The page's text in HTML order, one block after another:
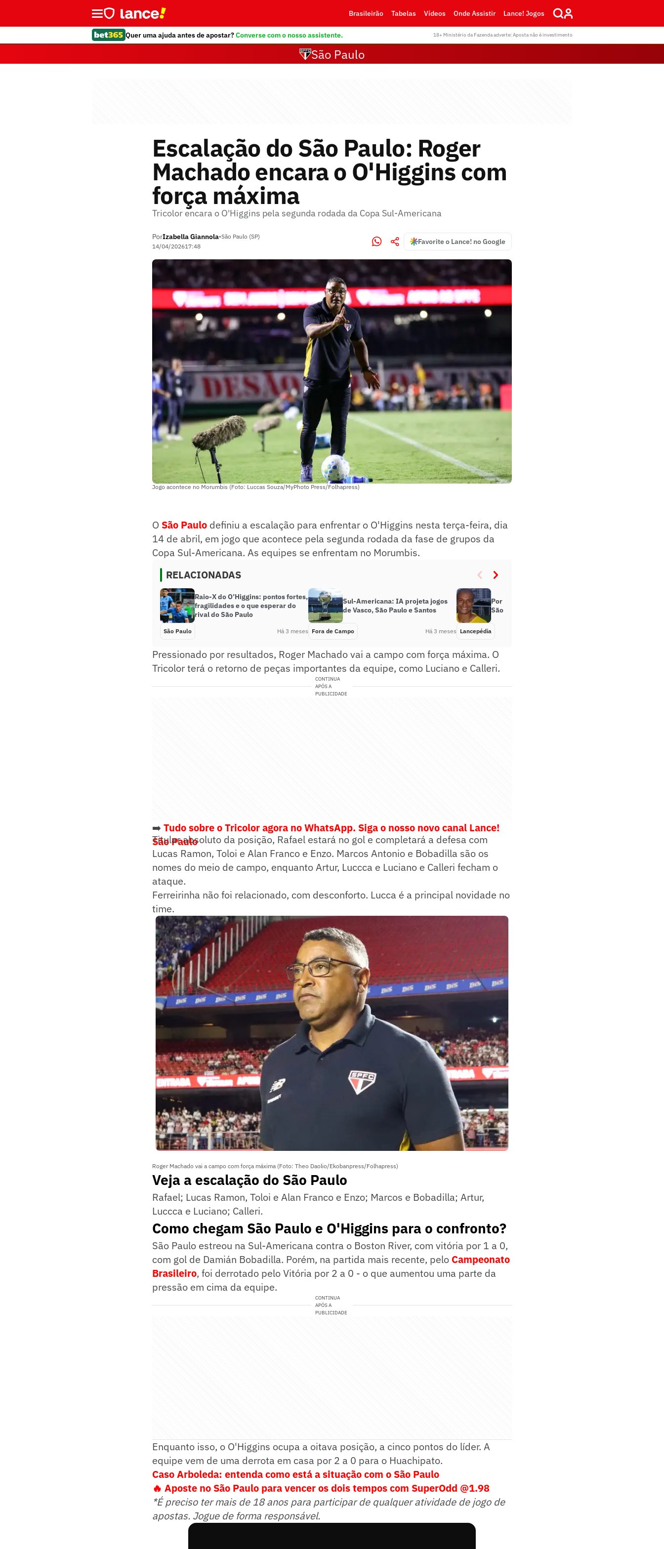
Brasileirão Tabelas Vídeos Onde Assistir Lance! Jogos
Quer uma ajuda antes de apostar?Converse com o nosso assistente. 18+ Ministério da Fazenda adverte: Aposta não é investimento
São Paulo
Escalação do São Paulo: Roger
Machado encara o O'Higgins com
força máxima
Tricolor encara o O'Higgins pela segunda rodada da Copa Sul-Americana
PorIzabella Giannola•São Paulo (SP)
14/04/202617:48
Favorite o Lance! no Google
Jogo acontece no Morumbis (Foto: Luccas Souza/MyPhoto Press/Folhapress)
O São Paulo definiu a escalação para enfrentar o O'Higgins nesta terça-feira, dia
14 de abril, em jogo que acontece pela segunda rodada da fase de grupos da
Copa Sul-Americana. As equipes se enfrentam no Morumbis.
RELACIONADAS
Raio-X do O’Higgins: pontos fortes,
fragilidades e o que esperar do
rival do São Paulo
São Paulo Há 3 meses
Sul-Americana: IA projeta jogos
de Vasco, São Paulo e Santos
Fora de Campo Há 3 meses
Por onde anda Dill, ex-atacante de
São Paulo e Flamengo?
Lancepédia
Pressionado por resultados, Roger Machado vai a campo com força máxima. O
Tricolor terá o retorno de peças importantes da equipe, como Luciano e Calleri.
CONTINUA
APÓS A
PUBLICIDADE
➡️ Tudo sobre o Tricolor agora no WhatsApp. Siga o nosso novo canal Lance!
São Paulo
Titular absoluto da posição, Rafael estará no gol e completará a defesa com
Lucas Ramon, Toloi e Alan Franco e Enzo. Marcos Antonio e Bobadilla são os
nomes do meio de campo, enquanto Artur, Luccca e Luciano e Calleri fecham o
ataque.
Ferreirinha não foi relacionado, com desconforto. Lucca é a principal novidade no
time.
Roger Machado vai a campo com força máxima (Foto: Theo Daolio/Ekobanpress/Folhapress)
Veja a escalação do São Paulo
Rafael; Lucas Ramon, Toloi e Alan Franco e Enzo; Marcos e Bobadilla; Artur,
Luccca e Luciano; Calleri.
Como chegam São Paulo e O'Higgins para o confronto?
São Paulo estreou na Sul-Americana contra o Boston River, com vitória por 1 a 0,
com gol de Damián Bobadilla. Porém, na partida mais recente, pelo Campeonato
Brasileiro, foi derrotado pelo Vitória por 2 a 0 - o que aumentou uma parte da
pressão em cima da equipe.
CONTINUA
APÓS A
PUBLICIDADE
Enquanto isso, o O'Higgins ocupa a oitava posição, a cinco pontos do líder. A
equipe vem de uma derrota em casa por 2 a 0 para o Huachipato.
Caso Arboleda: entenda como está a situação com o São Paulo
🔥 Aposte no São Paulo para vencer os dois tempos com SuperOdd @1.98
*É preciso ter mais de 18 anos para participar de qualquer atividade de jogo de
apostas. Jogue de forma responsável.